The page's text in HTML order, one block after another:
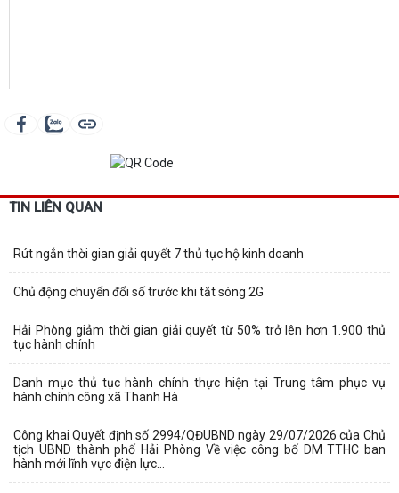
TIN LIÊN QUAN
Rút ngắn thời gian giải quyết 7 thủ tục hộ kinh doanh
Chủ động chuyển đổi số trước khi tắt sóng 2G
Hải Phòng giảm thời gian giải quyết từ 50% trở lên hơn 1.900 thủ
tục hành chính
Danh mục thủ tục hành chính thực hiện tại Trung tâm phục vụ
hành chính công xã Thanh Hà
Công khai Quyết định số 2994/QĐUBND ngày 29/07/2026 của Chủ
tịch UBND thành phố Hải Phòng Về việc công bố DM TTHC ban
hành mới lĩnh vực điện lực...